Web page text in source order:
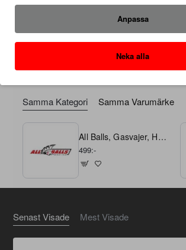
Hos oss betalar du tryggt och säkert med
Samma Kategori Samma Varumärke
All Balls, Gasvajer, Honda 21-24 CRF450R, 22-24 CRF450RX, 22-24 CRF250R/CRF250RX
499:-
Senast Visade Mest Visade
Anpassa
Neka alla